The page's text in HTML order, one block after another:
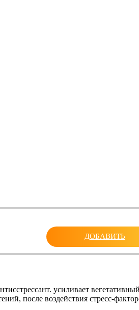
ДОБАВИТЬ
усиливает
после воздействия стресс-